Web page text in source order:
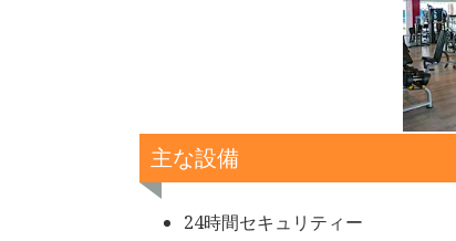
主な設備
24時間セキュリティー